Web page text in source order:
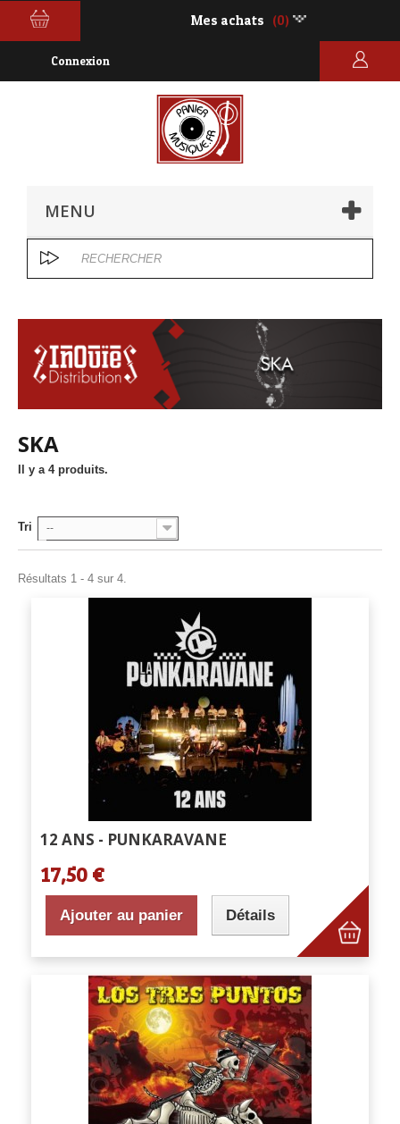
Mes achats (0)
Connexion
MENU
SKA
Il y a 4 produits.
Tri --
Résultats 1 - 4 sur 4.
12 ANS - PUNKARAVANE
17,50 €
Ajouter au panier Détails